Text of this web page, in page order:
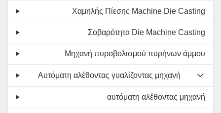
Χαμηλής Πίεσης Machine Die Casting
Σοβαρότητα Die Machine Casting
Μηχανή πυροβολισμού πυρήνων άμμου
Αυτόματη αλέθοντας γυαλίζοντας μηχανή
αυτόματη αλέθοντας μηχανή